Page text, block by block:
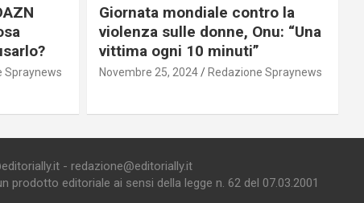
Spraynews
Giornata mondiale contro la
violenza sulle donne, Onu: “Una
vittima ogni 10 minuti”
Novembre 25, 2024 Redazione Spraynews
- redazione@editorially.it
editoriale ai sensi della legge n. 62 del 07.03.2001